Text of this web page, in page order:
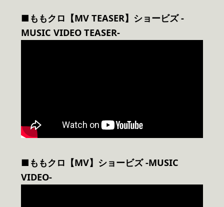
■ももクロ【MV TEASER】ショービズ -
MUSIC VIDEO TEASER-
■ももクロ【MV】ショービズ -MUSIC
VIDEO-